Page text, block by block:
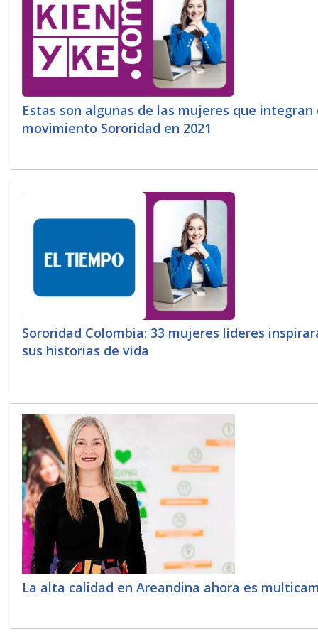
Estas son algunas de las mujeres que integran
movimiento Sororidad en 2021
Sororidad Colombia: 33 mujeres líderes
sus historias de vida
La alta calidad en Areandina ahora es